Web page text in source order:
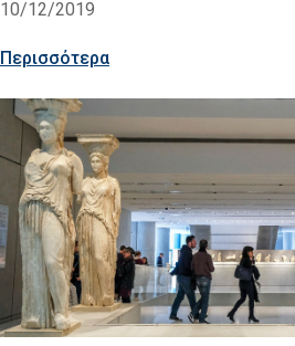
10/12/2019
Περισσότερα